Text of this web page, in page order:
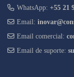
WhatsApp: +55 21
Email:
Email comercial:
Email de suporte: